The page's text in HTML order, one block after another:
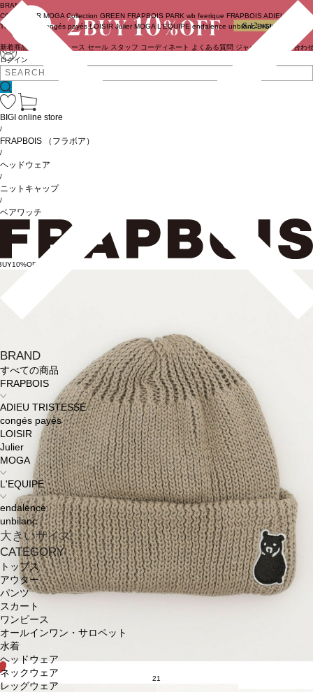
ログイン
BRAND
COUTURIER MOGA Collection GREEN FRAPBOIS PARK wb feerique FRAPBOIS ADIEU
TRISTESSE
congés payés LOISIR Julier MOGA L'EQUIPE endalence unbilanc BIGI online store
新着商品 ニュース セール スタッフ コーディネート よくある質問 ジャーナル お問い合わ
BRAND
すべての商品
FRAPBOIS
ADIEU TRISTESSE
congés payés
LOISIR
Julier
MOGA
L'EQUIPE
endalence
unbilanc
大きいサイズ
CATEGORY
トップス
アウター
パンツ
スカート
ワンピース
オールインワン・サロペット
水着
ヘッドウェア
ネックウェア
レッグウェア
BIGI online store
/
FRAPBOIS （フラボア）
/
ヘッドウェア
/
ニットキャップ
/
ベアワッチ
21